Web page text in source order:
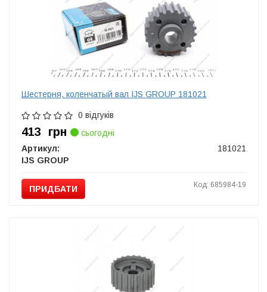
Шестерня, коленчатый вал IJS GROUP 181021
0 відгуків
413 грн
сьогодні
Артикул:
181021
IJS GROUP
ПРИДБАТИ Код: 685984-19